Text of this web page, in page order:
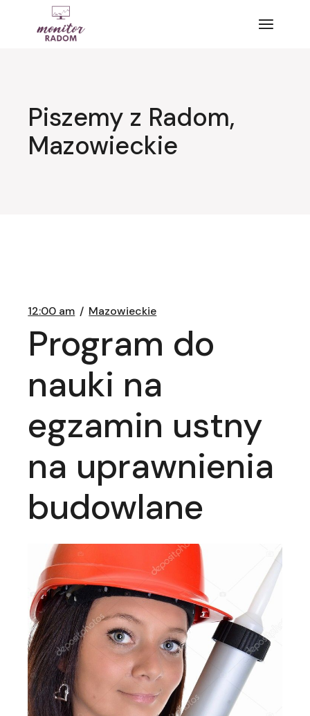
Piszemy z Radom,
Mazowieckie
12:00 am Mazowieckie
Program do
nauki na
egzamin ustny
na uprawnienia
budowlane